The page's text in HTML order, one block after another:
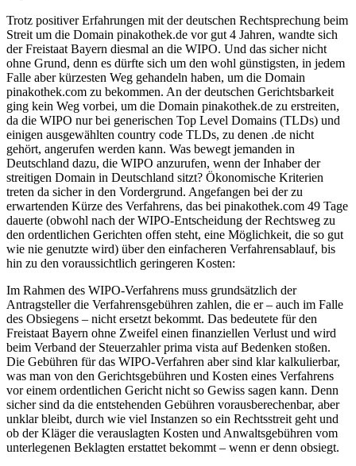
Trotz positiver Erfahrungen mit der deutschen Rechtsprechung beim
Streit um die Domain pinakothek.de vor gut 4 Jahren, wandte sich
der Freistaat Bayern diesmal an die WIPO. Und das sicher nicht
ohne Grund, denn es dürfte sich um den wohl günstigsten, in jedem
Falle aber kürzesten Weg gehandeln haben, um die Domain
pinakothek.com zu bekommen. An der deutschen Gerichtsbarkeit
ging kein Weg vorbei, um die Domain pinakothek.de zu erstreiten,
da die WIPO nur bei generischen Top Level Domains (TLDs) und
einigen ausgewählten country code TLDs, zu denen .de nicht
gehört, angerufen werden kann. Was bewegt jemanden in
Deutschland dazu, die WIPO anzurufen, wenn der Inhaber der
streitigen Domain in Deutschland sitzt? Ökonomische Kriterien
treten da sicher in den Vordergrund. Angefangen bei der zu
erwartenden Kürze des Verfahrens, das bei pinakothek.com 49 Tage
dauerte (obwohl nach der WIPO-Entscheidung der Rechtsweg zu
den ordentlichen Gerichten offen steht, eine Möglichkeit, die so gut
wie nie genutzte wird) über den einfacheren Verfahrensablauf, bis
hin zu den voraussichtlich geringeren Kosten:
Im Rahmen des WIPO-Verfahrens muss grundsätzlich der
Antragsteller die Verfahrensgebühren zahlen, die er – auch im Falle
des Obsiegens – nicht ersetzt bekommt. Das bedeutete für den
Freistaat Bayern ohne Zweifel einen finanziellen Verlust und wird
beim Verband der Steuerzahler prima vista auf Bedenken stoßen.
Die Gebühren für das WIPO-Verfahren aber sind klar kalkulierbar,
was man von den Gerichtsgebühren und Kosten eines Verfahrens
vor einem ordentlichen Gericht nicht so Gewiss sagen kann. Denn
sicher sind da die entstehenden Gebühren vorausberechenbar, aber
unklar bleibt, durch wie viel Instanzen so ein Rechtsstreit geht und
ob der Kläger die verauslagten Kosten und Anwaltsgebühren vom
unterlegenen Beklagten erstattet bekommt – wenn er denn obsiegt.